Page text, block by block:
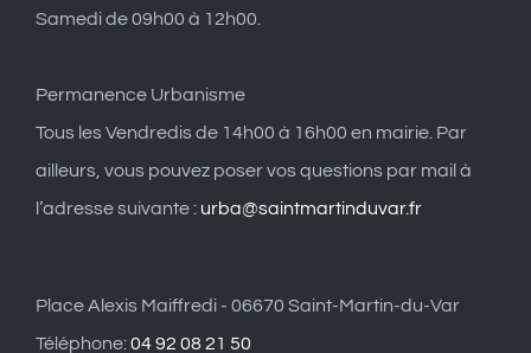
Samedi de 09h00 à 12h00.
Permanence Urbanisme
Tous les Vendredis de 14h00 à 16h00 en mairie. Par
ailleurs, vous pouvez poser vos questions par mail à
l’adresse suivante : urba@saintmartinduvar.fr
Place Alexis Maiffredi - 06670 Saint-Martin-du-Var
Téléphone:04 92 08 21 50